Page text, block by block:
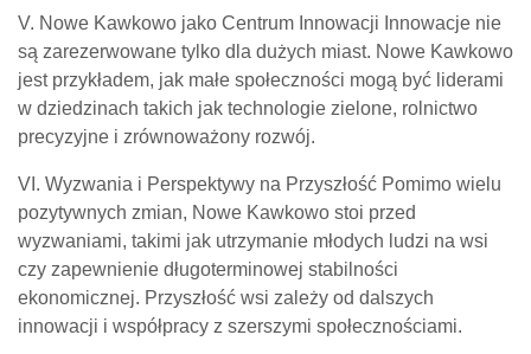
V. Nowe Kawkowo jako Centrum Innowacji Innowacje nie
są zarezerwowane tylko dla dużych miast. Nowe Kawkowo
jest przykładem, jak małe społeczności mogą być liderami
w dziedzinach takich jak technologie zielone, rolnictwo
precyzyjne i zrównoważony rozwój.
VI. Wyzwania i Perspektywy na Przyszłość Pomimo wielu
pozytywnych zmian, Nowe Kawkowo stoi przed
wyzwaniami, takimi jak utrzymanie młodych ludzi na wsi
czy zapewnienie długoterminowej stabilności
ekonomicznej. Przyszłość wsi zależy od dalszych
innowacji i współpracy z szerszymi społecznościami.